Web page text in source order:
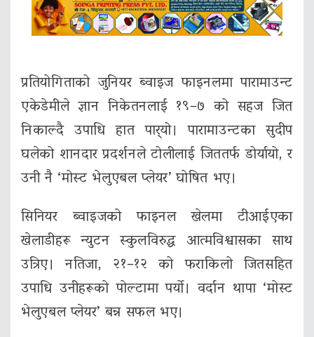
प्रतियोगिताको जुनियर ब्वाइज फाइनलमा पारामाउन्ट
एकेडेमीले ज्ञान निकेतनलाई १९–७ को सहज जित
निकाल्दै उपाधि हात पार्‍यो। पारामाउन्टका सुदीप
घलेको शानदार प्रदर्शनले टोलीलाई जिततर्फ डोर्यायो, र
उनी नै ‘मोस्ट भेलुएबल प्लेयर’ घोषित भए।
सिनियर ब्वाइजको फाइनल खेलमा टीआईएका
खेलाडीहरू न्युटन स्कुलविरुद्ध आत्मविश्वासका साथ
उत्रिए। नतिजा, २१–१२ को फराकिलो जितसहित
उपाधि उनीहरूको पोल्टामा पर्यो। वर्दान थापा ‘मोस्ट
भेलुएबल प्लेयर’ बन्न सफल भए।